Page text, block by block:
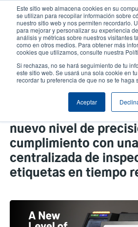
Este sitio web almacena cookies en su
se utilizan para recopilar información sobre
nuestro sitio web y nos permiten recordarlo.
para mejorar y personalizar su experiencia
análisis y métricas sobre nuestros visitantes
como en otros medios. Para obtener más
cookies que utilizamos, consulte nuestra
Si rechazas, no se hará seguimiento de tu
este sitio web. Se usará una sola cookie en
recordar tu preferencia de que no se te haga
Aceptar
contenido
principal
Header
Nuestra asociación
InterVision Global le
nuevo nivel de
cumplimiento con
centralizada de
etiquetas en tiempo